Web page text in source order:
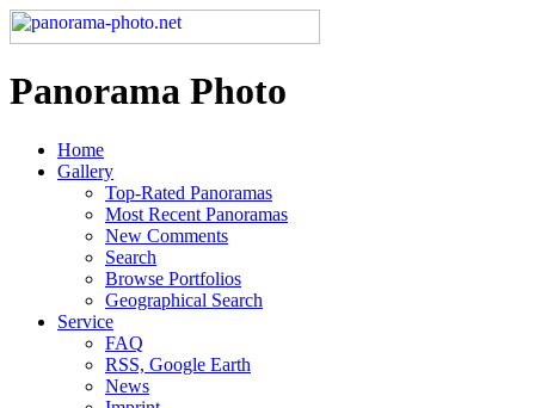
Panorama Photo
Home
Gallery
Top-Rated Panoramas
Most Recent Panoramas
New Comments
Search
Browse Portfolios
Geographical Search
Service
FAQ
RSS, Google Earth
News